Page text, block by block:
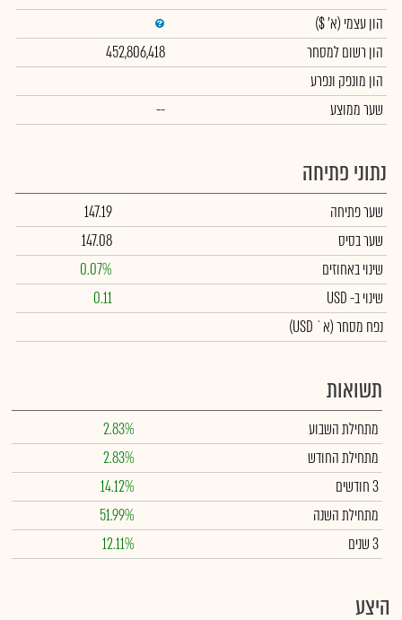
הון עצמי (א' $)
הון רשום למסחר
452,806,418
הון מונפק ונפרע
שער ממוצע
--
נתוני פתיחה
שער פתיחה
147.19
שער בסיס
147.08
שינוי באחוזים
0.07%
שינויב- USD
0.11
נפח מסחר(א` USD)
תשואות
מתחילת השבוע
2.83%
מתחילת החודש
2.83%
3 חודשים
14.12%
מתחילת השנה
51.99%
3 שנים
12.11%
היצע